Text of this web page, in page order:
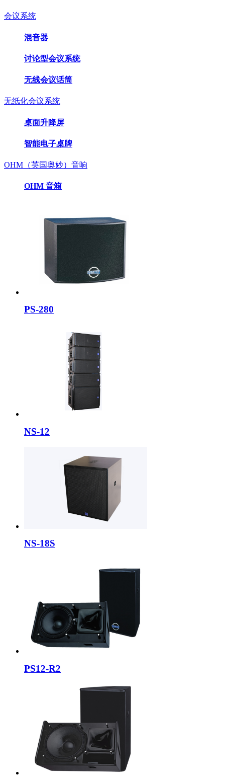
会议系统
混音器
讨论型会议系统
无线会议话筒
无纸化会议系统
桌面升降屏
智能电子桌牌
OHM（英国奥妙）音响
OHM 音箱
PS-280
NS-12
NS-18S
PS12-R2